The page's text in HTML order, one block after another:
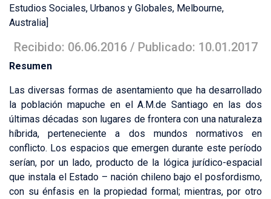
Estudios Sociales, Urbanos y Globales, Melbourne,
Australia]
Recibido: 06.06.2016 / Publicado: 10.01.2017
Resumen
Las diversas formas de asentamiento que ha desarrollado
la población mapuche en el A.M.de Santiago en las dos
últimas décadas son lugares de frontera con una naturaleza
híbrida, perteneciente a dos mundos normativos en
conflicto. Los espacios que emergen durante este período
serían, por un lado, producto de la lógica jurídico-espacial
que instala el Estado – nación chileno bajo el posfordismo,
con su énfasis en la propiedad formal; mientras, por otro